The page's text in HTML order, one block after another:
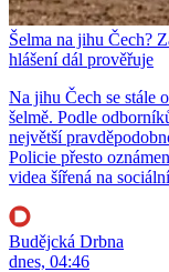
Šelma na jihu Čech?
hlášení dál prověřuje
Na jihu Čech se stále
šelmě. Podle
největší
Policie přesto
videa šířená na
Budějcká Drbna
dnes, 04:46